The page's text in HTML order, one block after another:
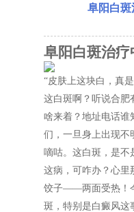
阜阳白斑
阜阳白斑治
“皮肤上这块白，真
这白斑啊？听说合肥
啥来着？地址电话谁
们，一旦身上出现不
嘀咕。这白斑，是不
这病，可咋办？心里
饺子——两面受热！
斑，特别是白癜风这